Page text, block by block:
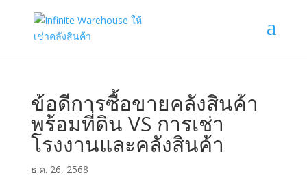
ข้อดีการซื้อขายคลังสินค้า
พร้อมที่ดิน VS การเช่า
โรงงานและคลังสินค้า
ธ.ค. 26, 2568